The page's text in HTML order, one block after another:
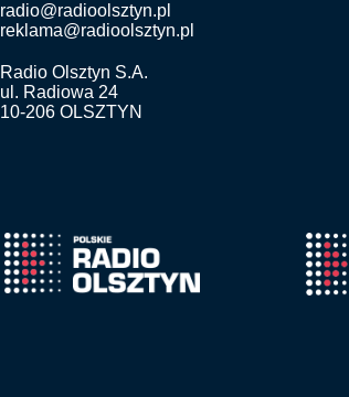
radio@radioolsztyn.pl
reklama@radioolsztyn.pl
Radio Olsztyn S.A.
ul. Radiowa 24
10-206 OLSZTYN